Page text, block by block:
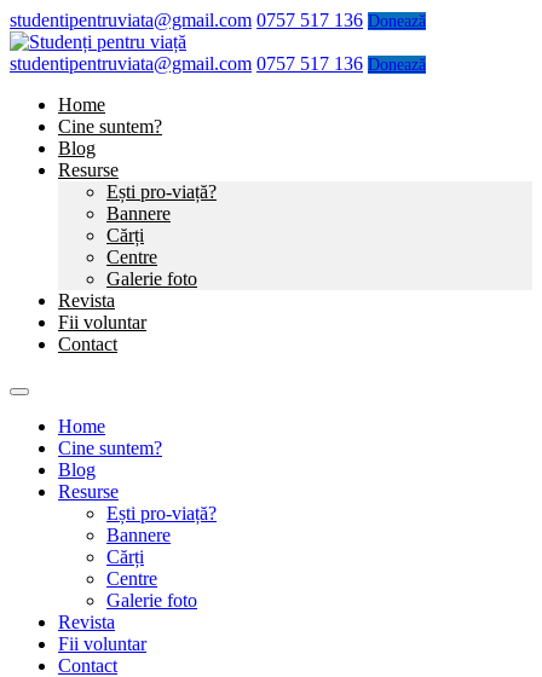
studentipentruviata@gmail.com 0757 517 136 Donează
studentipentruviata@gmail.com 0757 517 136 Donează
Home
Cine suntem?
Blog
Resurse
Ești pro-viață?
Bannere
Cărți
Centre
Galerie foto
Revista
Fii voluntar
Contact
Home
Cine suntem?
Blog
Resurse
Ești pro-viață?
Bannere
Cărți
Centre
Galerie foto
Revista
Fii voluntar
Contact